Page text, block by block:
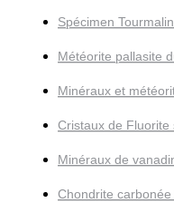
Spécimen
Météorite pallasite
Minéraux et
Cristaux de
Minéraux de
Chondrite